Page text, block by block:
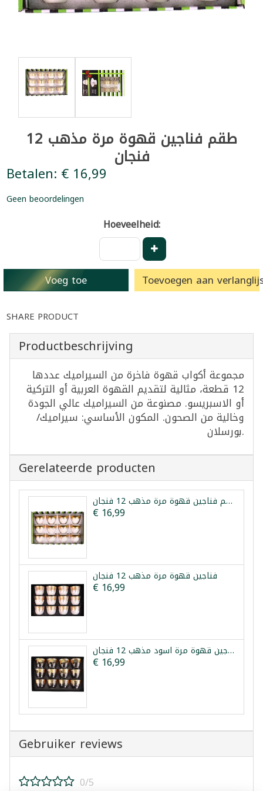
طقم فناجين قهوة مرة مذهب 12
فنجان
Betalen: € 16,99
Geen beoordelingen
Hoeveelheid:
Voeg toe Toevoegen aan
SHARE PRODUCT
Productbeschrijving
مجموعة أكواب قهوة فاخرة من السيراميك عددها
12 قطعة، مثالية لتقديم القهوة العربية أو التركية
أو الاسبريسو. مصنوعة من السيراميك عالي الجودة
وخالية من الصحون. المكون الأساسي: سيراميك/
بورسلان.
Gerelateerde producten
طقم فناجين قهوة مرة مذهب 12 فنجان
€ 16,99
فناجين قهوة مرة مذهب 12 فنجان
€ 16,99
فناجين قهوة مرة اسود مذهب 12 فنجان
€ 16,99
Gebruiker reviews
0/5